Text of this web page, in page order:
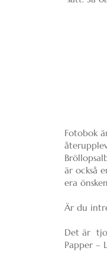
Fotobok
är också
era
Är du
Det är
Papper –